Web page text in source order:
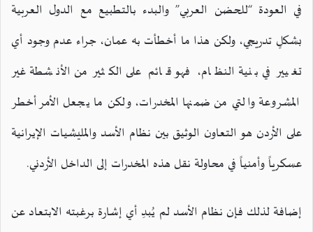
في العودة “للحضن العربي” والبدء بالتطبيع مع الدول العربية
بشكلٍ تدريجي، ولكن هذا ما أخطأت به عمان، جراء عدم وجود أي
تغيير في بنية النظام، فهو قائم على الكثير من الأنشطة غير
المشروعة والتي من ضمنها المخدرات، ولكن ما يجعل الأمر أخطر
على الأردن هو التعاون الوثيق بين نظام الأسد والمليشيات الإيرانية
عسكرياً وأمنياً في محاولة نقل هذه المخدرات إلى الداخل الأردني.
إضافة لذلك فإن نظام الأسد لم يُبدِ أي إشارة برغبته الابتعاد عن